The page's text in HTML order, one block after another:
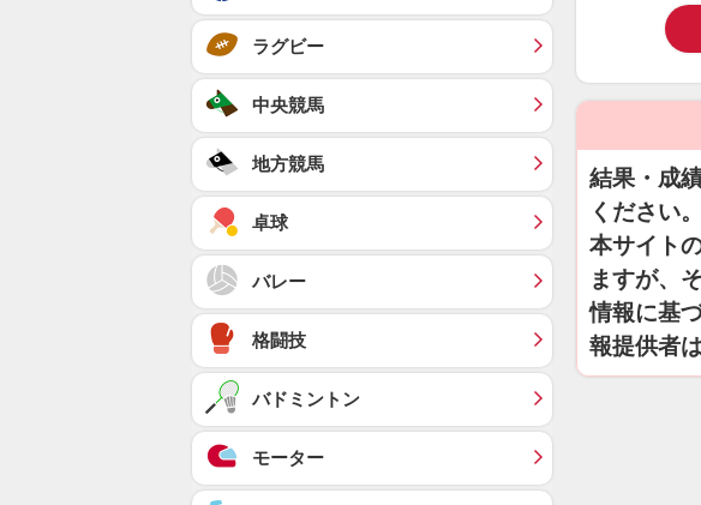
結果・成
ください。
本サイト
ますが、
情報に基
報提供者
ラグビー
中央競馬
地方競馬
卓球
バレー
格闘技
バドミントン
モーター